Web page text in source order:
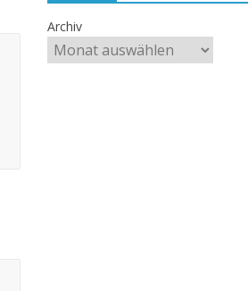
Archiv